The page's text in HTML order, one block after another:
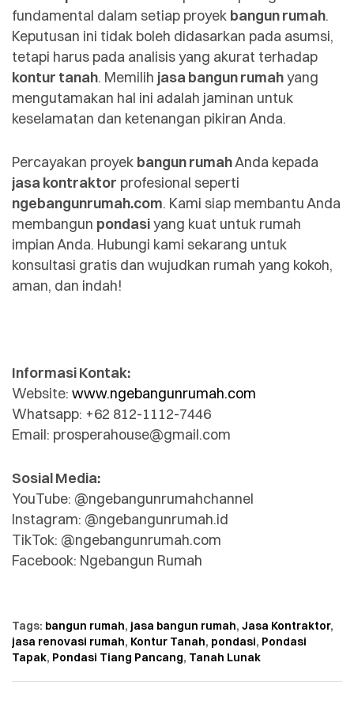
fundamental dalam setiap proyek bangun rumah.
Keputusan ini tidak boleh didasarkan pada asumsi,
tetapi harus pada analisis yang akurat terhadap
kontur tanah. Memilih jasa bangun rumahyang
mengutamakan hal ini adalah jaminan untuk
keselamatan dan ketenangan pikiran Anda.
Percayakan proyek bangun rumahAnda kepada
jasa kontraktor profesional seperti
ngebangunrumah.com. Kami siap membantu Anda
membangun pondasiyang kuat untuk rumah
impian Anda. Hubungi kami sekarang untuk
konsultasi gratis dan wujudkan rumah yang kokoh,
aman, dan indah!
Informasi Kontak:
Website: www.ngebangunrumah.com
Whatsapp: +62 812-1112-7446
Email: prosperahouse@gmail.com
Sosial Media:
YouTube: @ngebangunrumahchannel
Instagram: @ngebangunrumah.id
TikTok: @ngebangunrumah.com
Facebook: Ngebangun Rumah
Tags: bangun rumah, jasa bangun rumah, Jasa Kontraktor,
jasa renovasi rumah, Kontur Tanah, pondasi, Pondasi
Tapak, Pondasi Tiang Pancang, Tanah Lunak